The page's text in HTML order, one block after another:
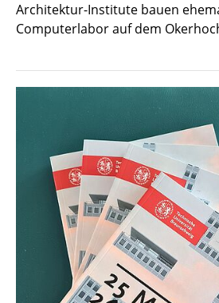
Architektur-Institute bauen
Computerlabor auf dem